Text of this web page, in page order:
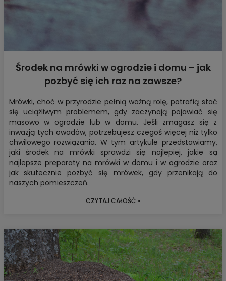
Środek na mrówki w ogrodzie i domu – jak
pozbyć się ich raz na zawsze?
Mrówki, choć w przyrodzie pełnią ważną rolę, potrafią stać
się uciążliwym problemem, gdy zaczynają pojawiać się
masowo w ogrodzie lub w domu. Jeśli zmagasz się z
inwazją tych owadów, potrzebujesz czegoś więcej niż tylko
chwilowego rozwiązania. W tym artykule przedstawiamy,
jaki środek na mrówki sprawdzi się najlepiej, jakie są
najlepsze preparaty na mrówki w domu i w ogrodzie oraz
jak skutecznie pozbyć się mrówek, gdy przenikają do
naszych pomieszczeń.
CZYTAJ CAŁOŚĆ »